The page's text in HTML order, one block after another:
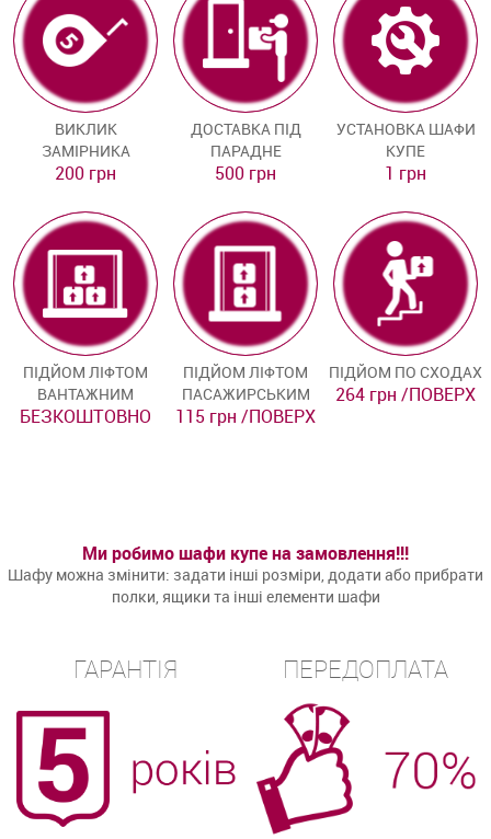
ВИКЛИК
ЗАМІРНИКА
200 грн
ДОСТАВКА ПІД
ПАРАДНЕ
500 грн
УСТАНОВКА ШАФИ
КУПЕ
1 грн
ПІДЙОМ ЛІФТОМ
ВАНТАЖНИМ
БЕЗКОШТОВНО
ПІДЙОМ ЛІФТОМ
ПАСАЖИРСЬКИМ
115 грн /ПОВЕРХ
ПІДЙОМ ПО СХОДАХ
264 грн /ПОВЕРХ
Ми робимо шафи купе на замовлення!!!
Шафу можна змінити: задати інші розміри, додати або прибрати
полки, ящики та інші елементи шафи
ГАРАНТІЯ ПЕРЕДОПЛАТА